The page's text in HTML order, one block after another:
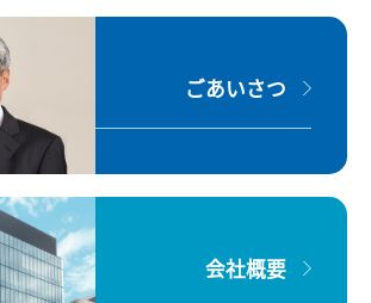
ごあいさつ
会社概要